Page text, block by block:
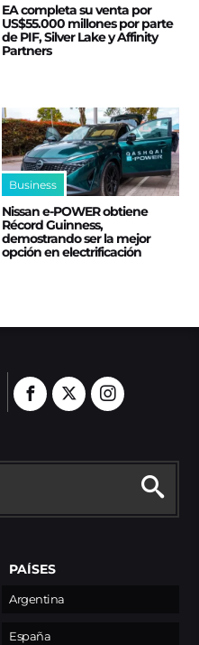
EA completa su venta por
US$55.000 millones por parte
de PIF, Silver Lake y Affinity
Partners
Business
Nissan e‑POWER obtiene
Récord Guinness,
demostrando ser la mejor
opción en electrificación
PAÍSES
Argentina
España